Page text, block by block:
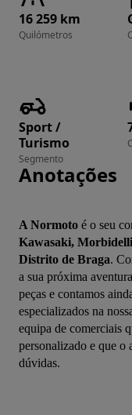
16 259 km
Quilómetros
Sport /
Turismo
Segmento
Anotações
A Normoto é o seu
Kawasaki,
Distrito de Braga.
a sua próxima
peças e contamos
especializados na
equipa de comerciais
personalizado e que o
dúvidas.